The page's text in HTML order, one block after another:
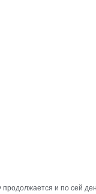
продолжается и по сей